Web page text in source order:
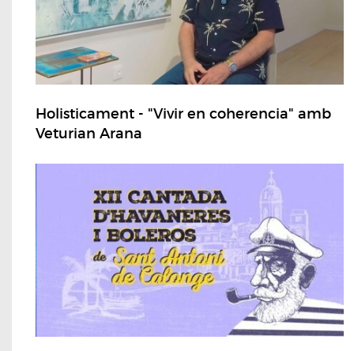
Holisticament - "Vivir en coherencia" amb
Veturian Arana